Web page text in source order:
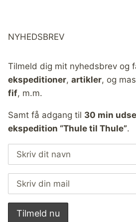
NYHEDSBREV
Tilmeld dig mit nyhedsbrev og
ekspeditioner, artikler, og
fif, m.m.
Samt få adgang til 30 min
ekspedition “Thule til Thule”.